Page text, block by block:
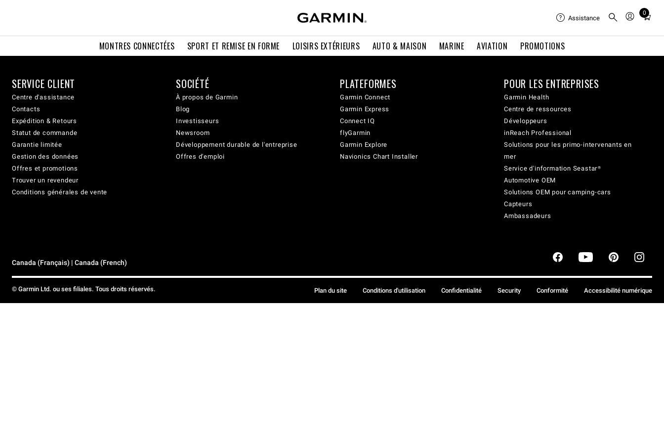
MONTRES CONNECTÉES SPORT ET REMISE EN FORME LOISIRS EXTÉRIEURS AUTO & MAISON MARINE AVIATION PROMOTIONS
Assistance
0
Total
in
SERVICE CLIENT
Centre d'assistance
Contacts
Expédition & Retours
Statut de commande
Garantie limitée
Gestion des données
Offres et promotions
Trouver un revendeur
Conditions générales de vente
SOCIÉTÉ
À propos de Garmin
Blog
Investisseurs
Newsroom
Développement durable de l'entreprise
Offres d'emploi
PLATEFORMES
Garmin Connect
Garmin Express
Connect IQ
flyGarmin
Garmin Explore
Navionics Chart Installer
POUR LES ENTREPRISES
Garmin Health
Centre de ressources
Développeurs
inReach Professional
Solutions pour les primo-intervenants en
mer
Service d'information Seastar®
Automotive OEM
Solutions OEM pour camping-cars
Capteurs
Ambassadeurs
Canada (Français) | Canada (French)
© Garmin Ltd. ou ses filiales. Tous droits réservés. Plan du site Conditions d'utilisation Confidentialité Security Conformité Accessibilité numérique